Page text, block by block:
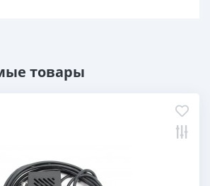
товары